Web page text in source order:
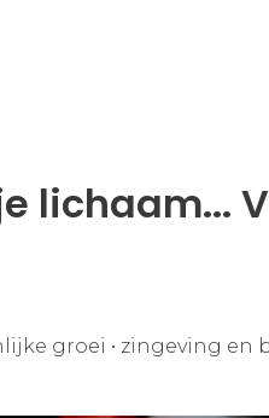
lichaam...
groei • zingeving en